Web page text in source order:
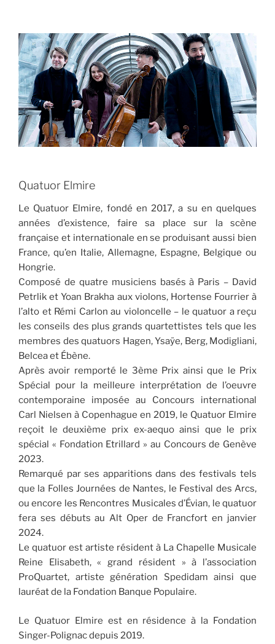
Quatuor Elmire
Le Quatuor Elmire, fondé en 2017, a su en quelques
années d’existence, faire sa place sur la scène
française et internationale en se produisant aussi bien
France, qu’en Italie, Allemagne, Espagne, Belgique ou
Hongrie.
Composé de quatre musiciens basés à Paris – David
Petrlik et Yoan Brakha aux violons, Hortense Fourrier à
l’alto et Rémi Carlon au violoncelle – le quatuor a reçu
les conseils des plus grands quartettistes tels que les
membres des quatuors Hagen, Ysaÿe, Berg, Modigliani,
Belcea et Ébène.
Après avoir remporté le 3ème Prix ainsi que le Prix
Spécial pour la meilleure interprétation de l’oeuvre
contemporaine imposée au Concours international
Carl Nielsen à Copenhague en 2019, le Quatuor Elmire
reçoit le deuxième prix ex-aequo ainsi que le prix
spécial « Fondation Etrillard » au Concours de Genève
2023.
Remarqué par ses apparitions dans des festivals tels
que la Folles Journées de Nantes, le Festival des Arcs,
ou encore les Rencontres Musicales d’Évian, le quatuor
fera ses débuts au Alt Oper de Francfort en janvier
2024.
Le quatuor est artiste résident à La Chapelle Musicale
Reine Elisabeth, « grand résident » à l’association
ProQuartet, artiste génération Spedidam ainsi que
lauréat de la Fondation Banque Populaire.
Le Quatuor Elmire est en résidence à la Fondation
Singer-Polignac depuis 2019.